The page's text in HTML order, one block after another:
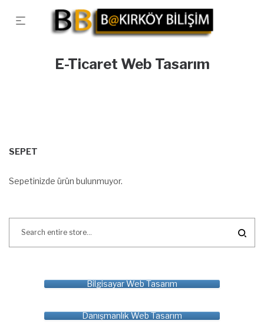
E-Ticaret Web Tasarım
SEPET
Sepetinizde ürün bulunmuyor.
Bilgisayar Web Tasarım
Danışmanlık Web Tasarım